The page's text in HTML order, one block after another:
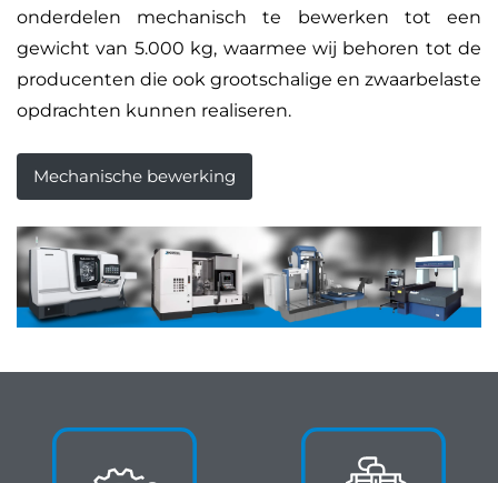
onderdelen mechanisch te bewerken tot een
gewicht van 5.000 kg, waarmee wij behoren tot de
producenten die ook grootschalige en zwaarbelaste
opdrachten kunnen realiseren.
Mechanische bewerking